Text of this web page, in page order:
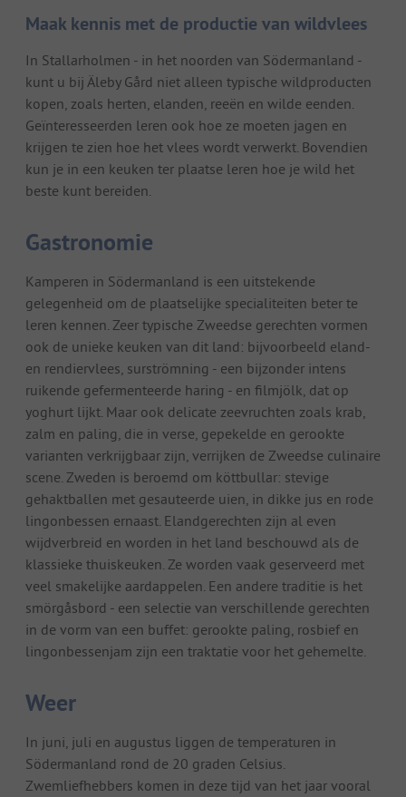
Maak kennis met de productie van wildvlees
In Stallarholmen - in het noorden van Södermanland -
kunt u bij Äleby Gård niet alleen typische wildproducten
kopen, zoals herten, elanden, reeën en wilde eenden.
Geïnteresseerden leren ook hoe ze moeten jagen en
krijgen te zien hoe het vlees wordt verwerkt. Bovendien
kun je in een keuken ter plaatse leren hoe je wild het
beste kunt bereiden.
Gastronomie
Kamperen in Södermanland is een uitstekende
gelegenheid om de plaatselijke specialiteiten beter te
leren kennen. Zeer typische Zweedse gerechten vormen
ook de unieke keuken van dit land: bijvoorbeeld eland-
en rendiervlees, surströmning - een bijzonder intens
ruikende gefermenteerde haring - en filmjölk, dat op
yoghurt lijkt. Maar ook delicate zeevruchten zoals krab,
zalm en paling, die in verse, gepekelde en gerookte
varianten verkrijgbaar zijn, verrijken de Zweedse culinaire
scene. Zweden is beroemd om köttbullar: stevige
gehaktballen met gesauteerde uien, in dikke jus en rode
lingonbessen ernaast. Elandgerechten zijn al even
wijdverbreid en worden in het land beschouwd als de
klassieke thuiskeuken. Ze worden vaak geserveerd met
veel smakelijke aardappelen. Een andere traditie is het
smörgåsbord - een selectie van verschillende gerechten
in de vorm van een buffet: gerookte paling, rosbief en
lingonbessenjam zijn een traktatie voor het gehemelte.
Weer
In juni, juli en augustus liggen de temperaturen in
Södermanland rond de 20 graden Celsius.
Zwemliefhebbers komen in deze tijd van het jaar vooral